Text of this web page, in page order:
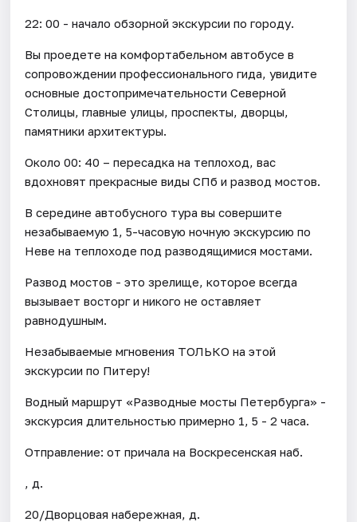
22: 00 - начало обзорной экскурсии по городу.
Вы проедете на комфортабельном автобусе в
сопровождении профессионального гида, увидите
основные достопримечательности Северной
Столицы, главные улицы, проспекты, дворцы,
памятники архитектуры.
Около 00: 40 – пересадка на теплоход, вас
вдохновят прекрасные виды СПб и развод мостов.
В середине автобусного тура вы совершите
незабываемую 1, 5-часовую ночную экскурсию по
Неве на теплоходе под разводящимися мостами.
Развод мостов - это зрелище, которое всегда
вызывает восторг и никого не оставляет
равнодушным.
Незабываемые мгновения ТОЛЬКО на этой
экскурсии по Питеру!
Водный маршрут «Разводные мосты Петербурга» -
экскурсия длительностью примерно 1, 5 - 2 часа.
Отправление: от причала на Воскресенская наб.
, д.
20/Дворцовая набережная, д.